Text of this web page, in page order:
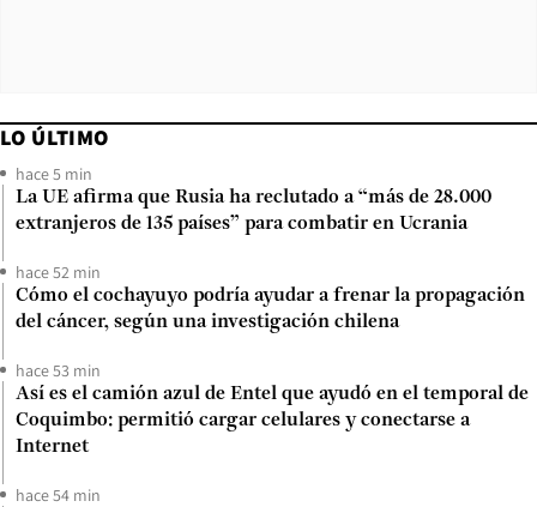
LO ÚLTIMO
hace 5 min
La UE afirma que Rusia ha reclutado a “más de 28.000
extranjeros de 135 países” para combatir en Ucrania
hace 52 min
Cómo el cochayuyo podría ayudar a frenar la propagación
del cáncer, según una investigación chilena
hace 53 min
Así es el camión azul de Entel que ayudó en el temporal de
Coquimbo: permitió cargar celulares y conectarse a
Internet
hace 54 min